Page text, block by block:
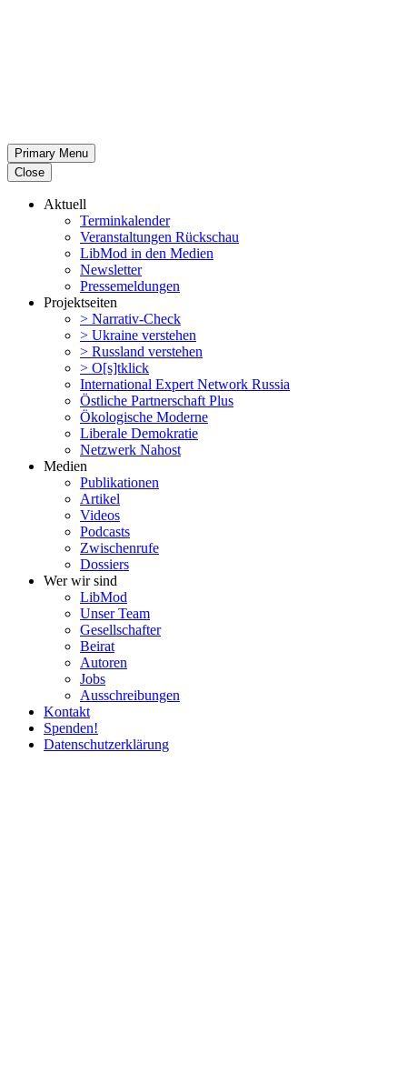
Primary Menu
Close
Aktuell
Termin­ka­lender
Veran­stal­tungen Rückschau
LibMod in den Medien
Newsletter
Presse­mel­dungen
Projekt­seiten
> Narrativ-Check
> Ukraine verstehen
> Russland verstehen
> O[s]tklick
Inter­na­tional Expert Network Russia
Östliche Partner­schaft Plus
Ökolo­gische Moderne
Liberale Demokratie
Netzwerk Nahost
Medien
Publi­ka­tionen
Artikel
Videos
Podcasts
Zwischenrufe
Dossiers
Wer wir sind
LibMod
Unser Team
Gesell­schafter
Beirat
Autoren
Jobs
Ausschrei­bungen
Kontakt
Spenden!
Daten­schutz­er­klärung